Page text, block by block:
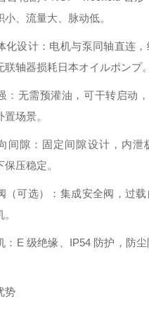
、流量大、脉动低。
化设计：电机与泵同轴直连
联轴器损耗日本オイルポンプ。
：无需预灌油，可干转启动
场景。
间隙：固定间隙设计，内泄
压稳定。
（可选）：集成安全阀，过
：E 级绝缘、IP54 防护，防
势